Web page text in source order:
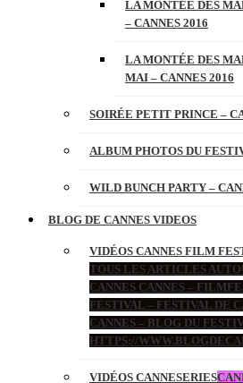
LA MONTÉE DES
– CANNES 2016
LA MONTÉE DES
MAI – CANNES 2016
SOIRÉE PETIT PRINCE –
ALBUM PHOTOS DU
WILD BUNCH PARTY –
BLOG DE CANNES VIDEOS
VIDÉOS CANNES FILM
TOUS LES ARTICLES
CANNES CANNES –
FESTIVAL – FESTIVAL DE
CANNES – BLOG DU
HTTPS://
VIDÉOS CANNESERIES